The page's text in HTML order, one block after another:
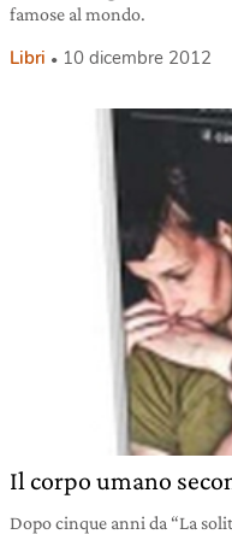
famose al mondo.
Libri 10 dicembre 2012
Il corpo umano
Dopo cinque anni da “La